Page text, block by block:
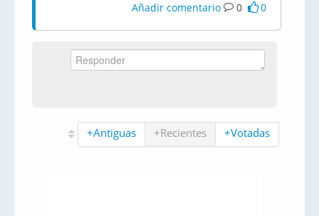
Añadir comentario 0 0
+Antiguas +Recientes +Votadas